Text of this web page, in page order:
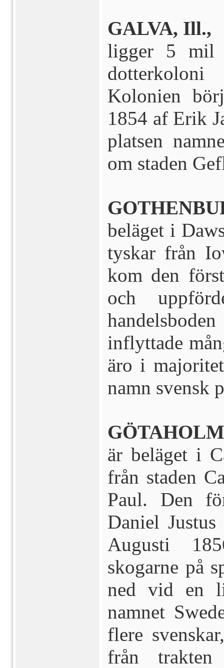
GALVA, Ill.,
ligger 5 mil
Kolonien
1854 af Erik
platsen
om staden
beläget i
tyskar från
kom den
och
inflyttade
äro i
namn svensk
är beläget i
från staden
Paul. Den
Daniel
Augusti
skogarne på
ned vid en
namnet
flere
från